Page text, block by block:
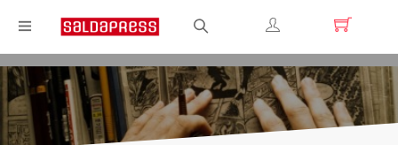
Registrati
Login